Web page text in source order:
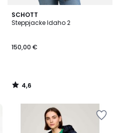
SCHOTT
Steppjacke Idaho 2
150,00 €
4,6
/ 5
4,6
/